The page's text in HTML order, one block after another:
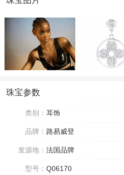
珠宝参数
类别： 耳饰
品牌： 路易威登
发源地： 法国品牌
型号： Q06170